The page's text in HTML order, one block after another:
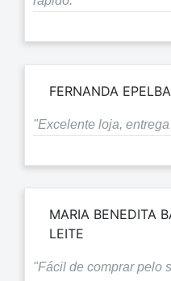
FERNANDA
"Excelente loja,
MARIA BENEDITA
LEITE
"Fácil de comprar pelo